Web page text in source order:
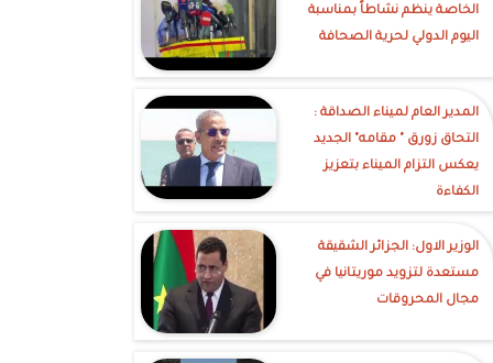
الخاصة ينظم نشاطاً بمناسبة
اليوم الدولي لحرية الصحافة
‎المدير العام لميناء الصداقة :
التحاق زورق " مقامه" الجديد
يعكس التزام الميناء بتعزيز
الكفاءة
الوزير الاول: الجزائر الشقيقة
مستعدة لتزويد موريتانيا في
مجال المحروقات